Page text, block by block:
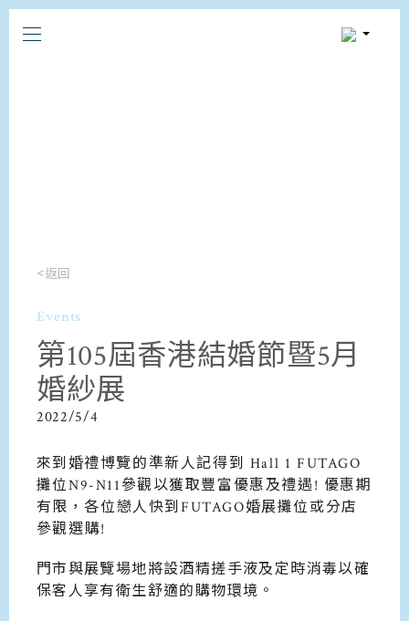
<返回
Events
第105屆香港結婚節暨5月
婚紗展
2022/5/4
來到婚禮博覽的準新人記得到 Hall 1 FUTAGO
攤位N9-N11參觀以獲取豐富優惠及禮遇! 優惠期
有限 ，各位戀人快到FUTAGO婚展攤位或分店
參觀選購!
門市與展覽場地將設酒精搓手液及定時消毒以確
保客人享有衛生舒適的購物環境。